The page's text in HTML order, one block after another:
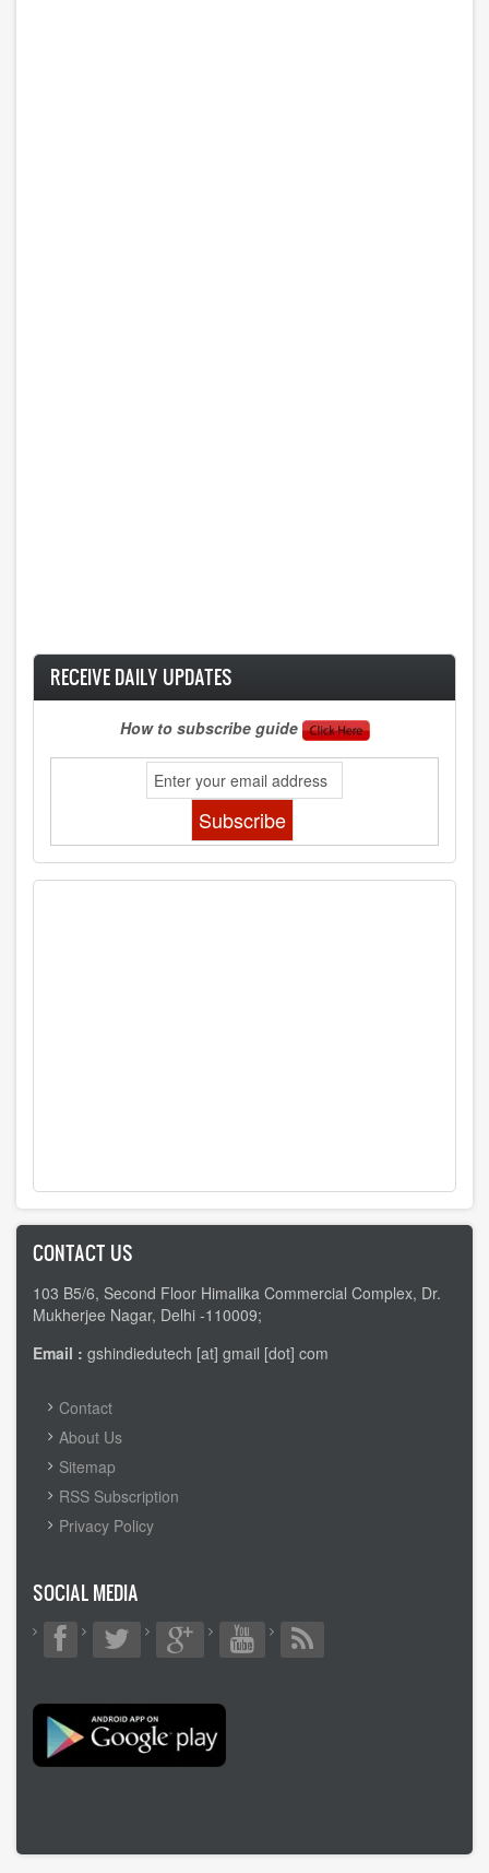
RECEIVE DAILY UPDATES
How to subscribe guide
CONTACT US
103 B5/6, Second Floor Himalika Commercial Complex, Dr.
Mukherjee Nagar, Delhi -110009;
Email : gshindiedutech [at] gmail [dot] com
FOOTER
MENU
Contact
About Us
Sitemap
RSS Subscription
Privacy Policy
SOCIAL MEDIA